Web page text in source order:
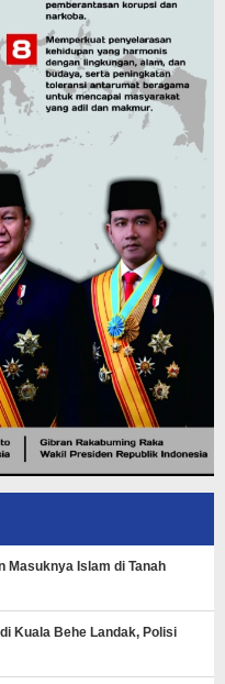
Masuknya Islam di Tanah
Kuala Behe Landak, Polisi